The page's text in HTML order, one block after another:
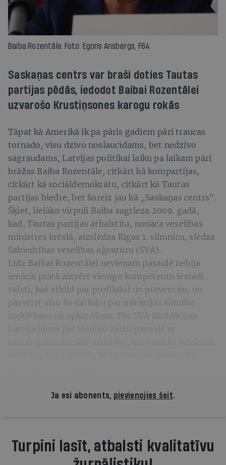
Baiba Rozentāle. Foto: Egons Ansbergs, F64
Saskaņas centrs var braši doties Tautas
partijas pēdās, iedodot Baibai Rozentālei
uzvarošo Krustiņsones karogu rokās
Tāpat kā Amerikā ik pa pāris gadiem pāri traucas
tornado, visu dzīvo noslaucīdams, bet nedzīvo
sagraudams, Latvijas politikai laiku pa laikam pāri
brāžas Baiba Rozentāle, citkārt kā kompartijas,
citkārt kā sociāldemokrātu, citkārt kā Tautas
partijas biedre, bet šoreiz jau kā „Saskaņas centrs".
Šķiet, lielāko virpuli Baiba sagrieza 2009. gadā,
kad, Tautas partijas atbalstīta, nonāca veselības
ministres krēslā, aizslēdza Rīgas 1. slimnīcu, slēdza
Sabiedrības veselības aģentūru (SVA).
Līdz Baibai Rozentālei nevienam pasaulē nebija
ienācis prātā aizvērt vienīgo kompetento iestādi
valstī, kas atbild par profilaksi un prevenciju, un
pārvērst visu šo darbību par infekcijas slimību
meklēšanu un apkarošanu. Pēc SVA likvidācijas
Ja esi abonents, pievienojies šeit.
Turpini lasīt, atbalsti kvalitatīvu